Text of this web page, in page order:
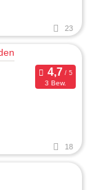
23
3 Bew.
18